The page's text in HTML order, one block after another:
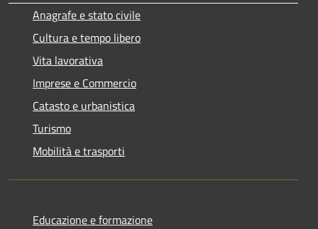
Anagrafe e stato civile
Cultura e tempo libero
Vita lavorativa
Imprese e Commercio
Catasto e urbanistica
Turismo
Mobilità e trasporti
Educazione e formazione